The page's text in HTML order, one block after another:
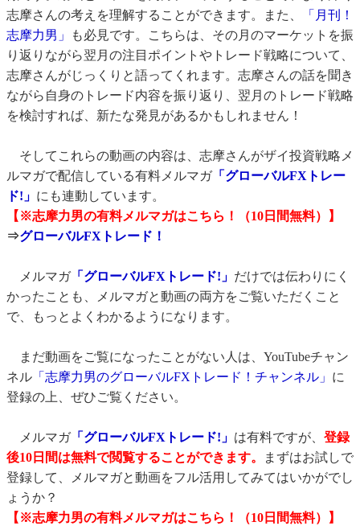
志摩さんの考えを理解することができます。また、
「月刊！
志摩力男」
も必見です。こちらは、 その月のマーケットを振
り返りながら翌月の注目ポイントやトレー ド戦略について、
志摩さんがじっくりと語ってくれます。 志摩さんの話を聞き
ながら自身のトレード内容を振り返り、 翌月のトレード戦略
を検討すれば、 新たな発見があるかもしれません！
そしてこれらの動画の内容は、志摩さんがザイ投資戦略メ
ルマガで配信している有料メルマガ「グローバルFXトレー
ド!」 にも連動しています。
【※志摩力男の有料メルマガはこちら！（10日間無料）】
⇒グローバルFXトレード！
メルマガ「グローバルFXトレード!」 だけでは伝わりにく
かったことも、メルマガと動画の両方をご覧いただくこと
で、もっとよくわかるようになります。
まだ動画をご覧になったことがない人は、 YouTubeチャン
ネル 「志摩力男のグローバルFXトレード！チャンネル」 に
登録の上、ぜひご覧ください。
メルマガ「グローバルFXトレード!」 は有料ですが、 登録
後10日間は無料で閲覧することができます。
まずはお試しで
登録して、
メルマガと動画をフル活用してみてはいかがでし
ょうか？
【※志摩力男の有料メルマガはこちら！（10日間無料）】